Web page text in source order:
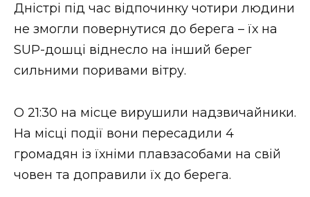
ЗАКАРПАТСЬКІ НОВИНИ
НОВИНИ ЗАХІДНОЇ УКРАЇНИ
ФОТО
Дністрі під час відпочинку чотири людини
не змогли повернутися до берега – їх на
SUP-дошці віднесло на інший берег
сильними поривами вітру.
О 21:30 на місце вирушили надзвичайники.
На місці події вони пересадили 4
громадян із їхніми плавзасобами на свій
човен та доправили їх до берега.